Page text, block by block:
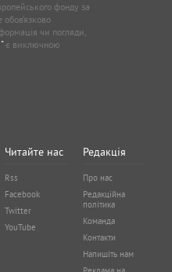
фонду за
чи погляди,
є виключною
Читайте нас
Rss
Facebook
Twitter
YouTube
Редакція
Про нас
Редакційна
політика
Команда
Контакти
Напишіть нам